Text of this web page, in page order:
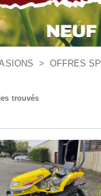
>OFFRES
trouvés